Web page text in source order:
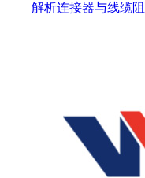
解析连接器与线缆